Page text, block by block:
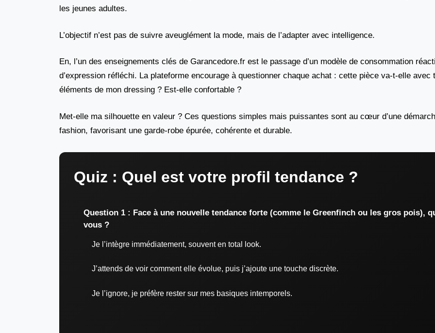
les jeunes adultes.
L’objectif n’est pas de suivre aveuglément la mode, mais de l’adapter avec intelligence.
En, l’un des enseignements clés de Garancedore.fr est le passage d’un modèle de consommation
d’expression réfléchi. La plateforme encourage à questionner chaque achat : cette pièce va-t-elle avec
éléments de mon dressing ? Est-elle confortable ?
Met-elle ma silhouette en valeur ? Ces questions simples mais puissantes sont au cœur d’une
fashion, favorisant une garde-robe épurée, cohérente et durable.
Quiz : Quel est votre profil tendance ?
Question 1 : Face à une nouvelle tendance forte (comme le Greenfinch ou les gros pois),
vous ?
Je l’intègre immédiatement, souvent en total look.
J’attends de voir comment elle évolue, puis j’ajoute une touche discrète.
Je l’ignore, je préfère rester sur mes basiques intemporels.